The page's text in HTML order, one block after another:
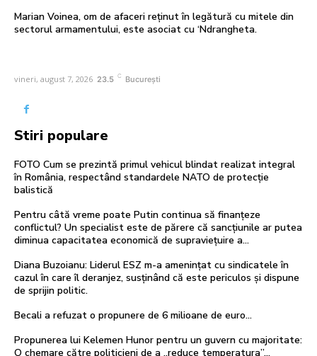
Marian Voinea, om de afaceri reținut în legătură cu mitele din
sectorul armamentului, este asociat cu ‘Ndrangheta.
vineri, august 7, 2026 23.5 C București
Stiri populare
FOTO Cum se prezintă primul vehicul blindat realizat integral
în România, respectând standardele NATO de protecție
balistică
Pentru câtă vreme poate Putin continua să finanțeze
conflictul? Un specialist este de părere că sancțiunile ar putea
diminua capacitatea economică de supraviețuire a...
Diana Buzoianu: Liderul ESZ m-a amenințat cu sindicatele în
cazul în care îl deranjez, susținând că este periculos și dispune
de sprijin politic.
Becali a refuzat o propunere de 6 milioane de euro…
Propunerea lui Kelemen Hunor pentru un guvern cu majoritate:
O chemare către politicieni de a „reduce temperatura”…